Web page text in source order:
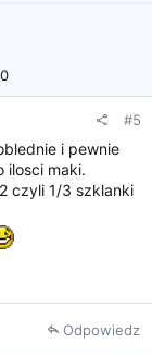
0
#5
i pewnie
ilosci maki.
czyli 1/3 szklanki
Odpowiedz